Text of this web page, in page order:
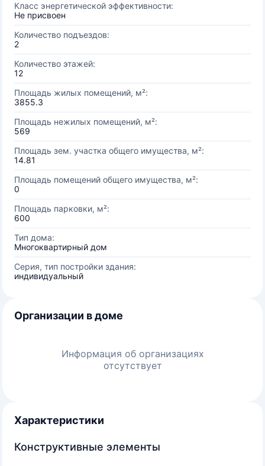
Класс энергетической эффективности:
Не присвоен
Количество подъездов:
2
Количество этажей:
12
Площадь жилых помещений, м²:
3855.3
Площадь нежилых помещений, м²:
569
Площадь зем. участка общего имущества, м²:
14.81
Площадь помещений общего имущества, м²:
0
Площадь парковки, м²:
600
Тип дома:
Многоквартирный дом
Серия, тип постройки здания:
индивидуальный
Организации в доме
Информация об организациях
отсутствует
Характеристики
Конструктивные элементы